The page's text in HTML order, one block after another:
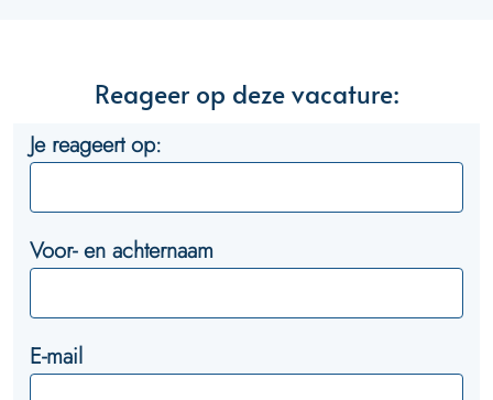
Reageer op deze vacature:
Je reageert op:
Voor- en achternaam
E-mail